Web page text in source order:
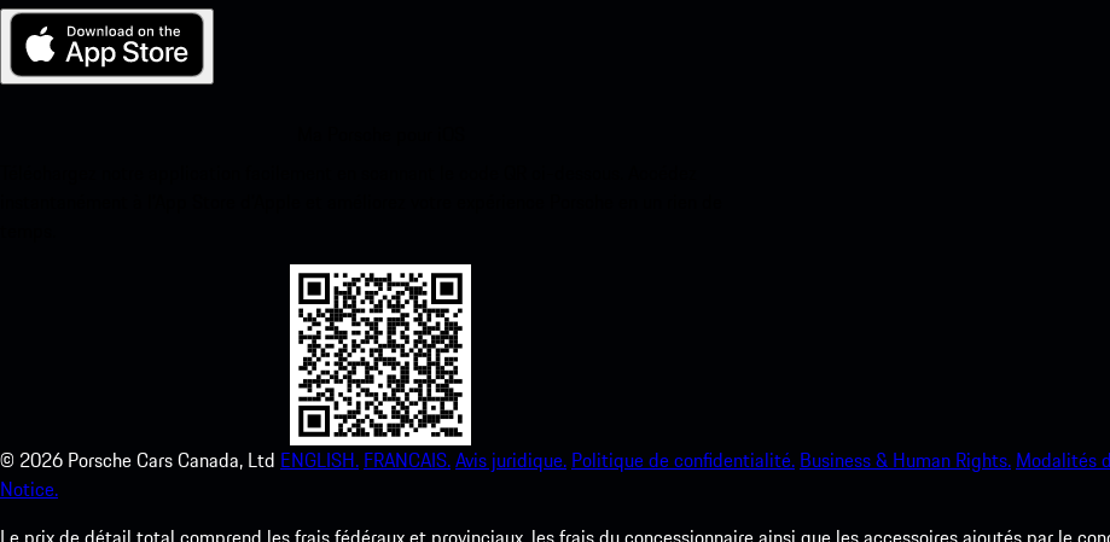
© 2026 Porsche Cars Canada, Ltd ENGLISH. FRANCAIS.Avis juridique. Politique de confidentialité. Business & Human Rights. Modalités
Notice.